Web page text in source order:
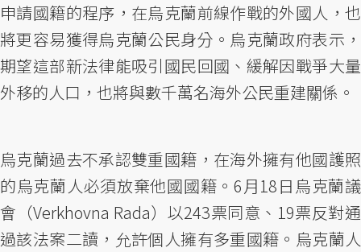
申請國籍的程序，在烏克蘭前線作戰的外國人，也
將更容易獲得烏克蘭公民身分。烏克蘭政府表示，
期望這部新法律能吸引國民回國、緩解因戰爭大量
外移的人口，也將與數千萬名海外公民重建關係。
烏克蘭過去不承認雙重國籍，在海外擁有他國護照
的烏克蘭人必須放棄他國國籍。6月18日烏克蘭議
會（Verkhovna Rada）以243票同意、19票反對通
過該法案二讀，允許個人擁有多重國籍。烏克蘭人